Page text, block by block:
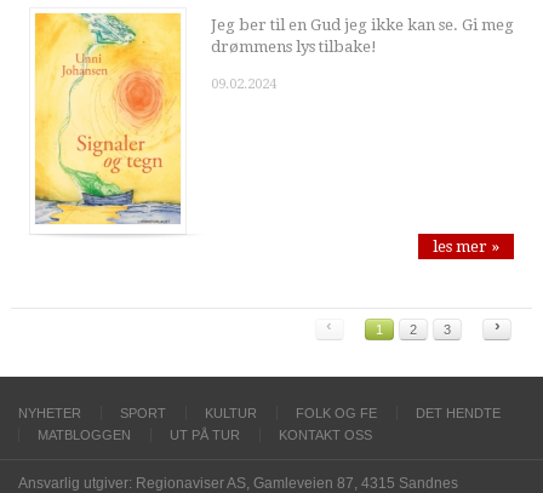
Jeg ber til en Gud jeg ikke kan se. Gi meg
drømmens lys tilbake!
09.02.2024
les mer »
‹ 1 2 3 ›
NYHETER SPORT KULTUR FOLK OG FE
DET HENDTE
MATBLOGGEN
UT PÅ TUR KONTAKT OSS
Ansvarlig utgiver: Regionaviser AS, Gamleveien 87, 4315 Sandnes